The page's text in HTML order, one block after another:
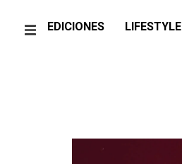
EDICIONES LIFESTYLE